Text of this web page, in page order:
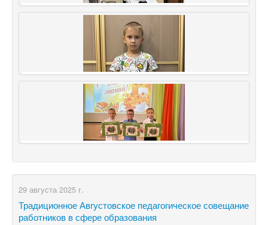
29 августа 2025 г.
Традиционное Августовское педагогическое совещание
работников в сфере образования